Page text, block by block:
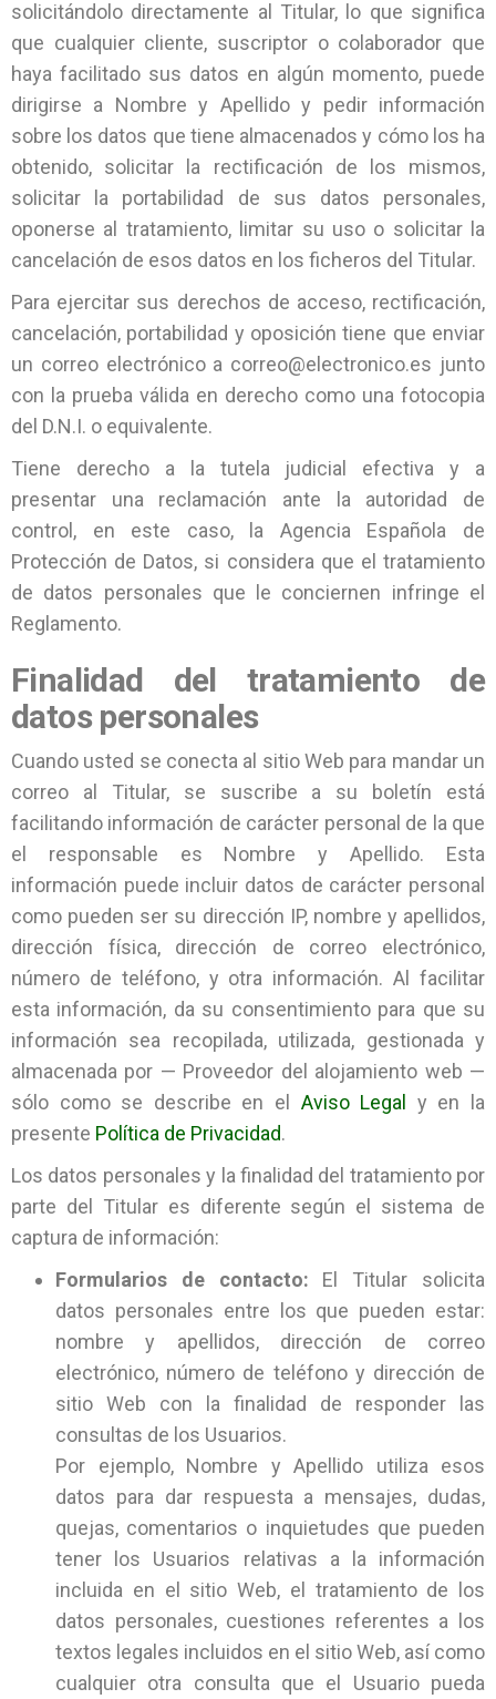
solicitándolo directamente al Titular, lo que significa
que cualquier cliente, suscriptor o colaborador que
haya facilitado sus datos en algún momento, puede
dirigirse a Nombre y Apellido y pedir información
sobre los datos que tiene almacenados y cómo los ha
obtenido, solicitar la rectificación de los mismos,
solicitar la portabilidad de sus datos personales,
oponerse al tratamiento, limitar su uso o solicitar la
cancelación de esos datos en los ficheros del Titular.
Para ejercitar sus derechos de acceso, rectificación,
cancelación, portabilidad y oposición tiene que enviar
un correo electrónico a correo@electronico.es junto
con la prueba válida en derecho como una fotocopia
del D.N.I. o equivalente.
Tiene derecho a la tutela judicial efectiva y a
presentar una reclamación ante la autoridad de
control, en este caso, la Agencia Española de
Protección de Datos, si considera que el tratamiento
de datos personales que le conciernen infringe el
Reglamento.
Finalidad del tratamiento de
datos personales
Cuando usted se conecta al sitio Web para mandar un
correo al Titular, se suscribe a su boletín está
facilitando información de carácter personal de la que
el responsable es Nombre y Apellido. Esta
información puede incluir datos de carácter personal
como pueden ser su dirección IP, nombre y apellidos,
dirección física, dirección de correo electrónico,
número de teléfono, y otra información. Al facilitar
esta información, da su consentimiento para que su
información sea recopilada, utilizada, gestionada y
almacenada por — Proveedor del alojamiento web —
sólo como se describe en el Aviso Legal y en la
presente Política de Privacidad.
Los datos personales y la finalidad del tratamiento por
parte del Titular es diferente según el sistema de
captura de información:
Formularios de contacto: El Titular solicita
datos personales entre los que pueden estar:
nombre y apellidos, dirección de correo
electrónico, número de teléfono y dirección de
sitio Web con la finalidad de responder las
consultas de los Usuarios.
Por ejemplo, Nombre y Apellido utiliza esos
datos para dar respuesta a mensajes, dudas,
quejas, comentarios o inquietudes que pueden
tener los Usuarios relativas a la información
incluida en el sitio Web, el tratamiento de los
datos personales, cuestiones referentes a los
textos legales incluidos en el sitio Web, así como
cualquier otra consulta que el Usuario pueda